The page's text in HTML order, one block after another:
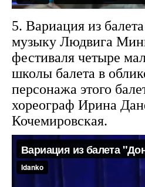
5. Вариация из
музыку Людвига
фестиваля четыре
школы балета в
персонажа этого
хореограф Ирина
Кочемировская.